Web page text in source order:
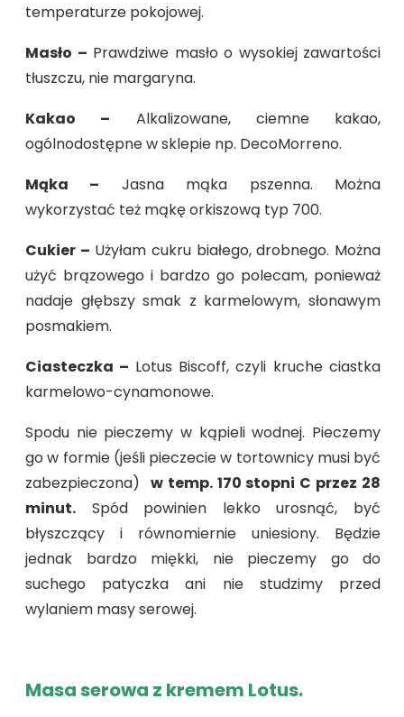
temperaturze pokojowej.
Masło – Prawdziwe masło o wysokiej zawartości
tłuszczu, nie margaryna.
Kakao – Alkalizowane, ciemne kakao,
ogólnodostępne w sklepie np. DecoMorreno.
Mąka – Jasna mąka pszenna. Można
wykorzystać też mąkę orkiszową typ 700.
Cukier – Użyłam cukru białego, drobnego. Można
użyć brązowego i bardzo go polecam, ponieważ
nadaje głębszy smak z karmelowym, słonawym
posmakiem.
Ciasteczka – Lotus Biscoff, czyli kruche ciastka
karmelowo-cynamonowe.
Spodu nie pieczemy w kąpieli wodnej. Pieczemy
go w formie (jeśli pieczecie w tortownicy musi być
zabezpieczona) w temp. 170 stopni C przez 28
minut. Spód powinien lekko urosnąć, być
błyszczący i równomiernie uniesiony. Będzie
jednak bardzo miękki, nie pieczemy go do
suchego patyczka ani nie studzimy przed
wylaniem masy serowej.
Masa serowa z kremem Lotus.